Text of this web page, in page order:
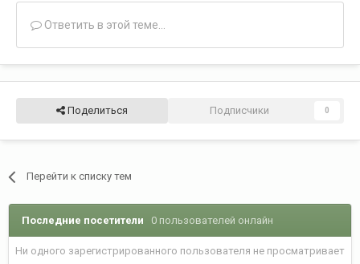
Ответить в этой теме...
Поделиться Подписчики 0
Перейти к списку тем
Последние посетители 0 пользователей онлайн
Ни одного зарегистрированного пользователя не просматривает